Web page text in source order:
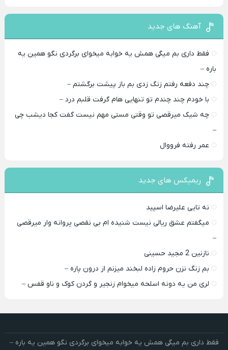
آهنگ های جدید
فقط داری بم میگی همش یه خوابه میخوای برگردی نگو همین یه
باره –
چند دفعه رفتم زنگ زدی بم باز پیشت برگشتم –
با خودم چند چندم تو تنهایی هام گرفت قلبم درد –
چه شیک میرقصی تو وقتی مستی مهم نیست گفت کجا دیشب چی
–
عمر رفته فرووال
ریمیکس های جدید
نه تایی علیرضا اسپید
میگفتم عشق ریالی نیست شنیده ام بی نقصی پروانه وار میرقصی
–
نازنین 2 مجید حسینی
بم زنگ نزن حروم زاده لبخند میزنم از درون پاره –
لری من یه دونه اسلحه میخوام زﻧﺠﻴﺮ و ﮔﺮدن ﻛﻮک و ﻧﺎو ﻗﻔﺲ –
فقط داری بم میگی همش یه خوابه میخوای برگردی نگو همین یه باره –